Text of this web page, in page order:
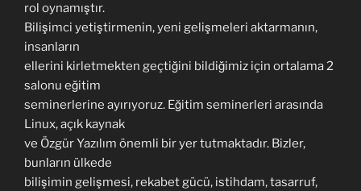
rol oynamıştır.
Bilişimci yetiştirmenin, yeni gelişmeleri aktarmanın,
insanların
ellerini kirletmekten geçtiğini bildiğimiz için ortalama 2
salonu eğitim
seminerlerine ayırıyoruz. Eğitim seminerleri arasında
Linux, açık kaynak
ve Özgür Yazılım önemli bir yer tutmaktadır. Bizler,
bunların ülkede
bilişimin gelişmesi, rekabet gücü, istihdam, tasarruf,